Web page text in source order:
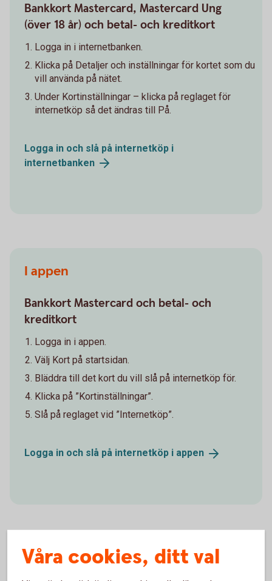
Bankkort Mastercard, Mastercard Ung
(över 18 år) och betal- och kreditkort
Logga in i internetbanken.
Klicka på Detaljer och inställningar för kortet som du
vill använda på nätet.
Under Kortinställningar – klicka på reglaget för
internetköp så det ändras till På.
Logga in och slå på internetköp i
internetbanken
I appen
Bankkort Mastercard och betal- och
kreditkort
Logga in i appen.
Välj Kort på startsidan.
Bläddra till det kort du vill slå på internetköp för.
Klicka på ”Kortinställningar”.
Slå på reglaget vid ”Internetköp”.
Logga in och slå på internetköp i appen
Hjälp ditt barn
Våra cookies, ditt val